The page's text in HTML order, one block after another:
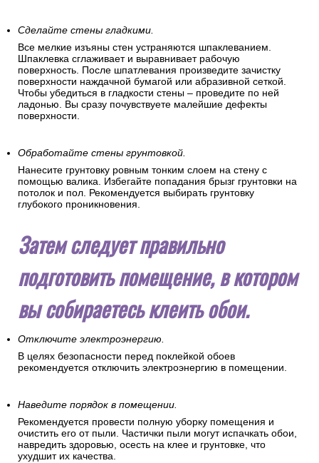
Сделайте стены гладкими.
Все мелкие изъяны стен устраняются шпаклеванием.
Шпаклевка сглаживает и выравнивает рабочую
поверхность. После шпатлевания произведите зачистку
поверхности наждачной бумагой или абразивной сеткой.
Чтобы убедиться в гладкости стены – проведите по ней
ладонью. Вы сразу почувствуете малейшие дефекты
поверхности.
Обработайте стены грунтовкой.
Нанесите грунтовку ровным тонким слоем на стену с
помощью валика. Избегайте попадания брызг грунтовки на
потолок и пол. Рекомендуется выбирать грунтовку
глубокого проникновения.
Затем следует правильно
подготовить помещение, в котором
вы собираетесь клеить обои.
Отключите электроэнергию.
В целях безопасности перед поклейкой обоев
рекомендуется отключить электроэнергию в помещении.
Наведите порядок в помещении.
Рекомендуется провести полную уборку помещения и
очистить его от пыли. Частички пыли могут испачкать обои,
навредить здоровью, осесть на клее и грунтовке, что
ухудшит их качества.